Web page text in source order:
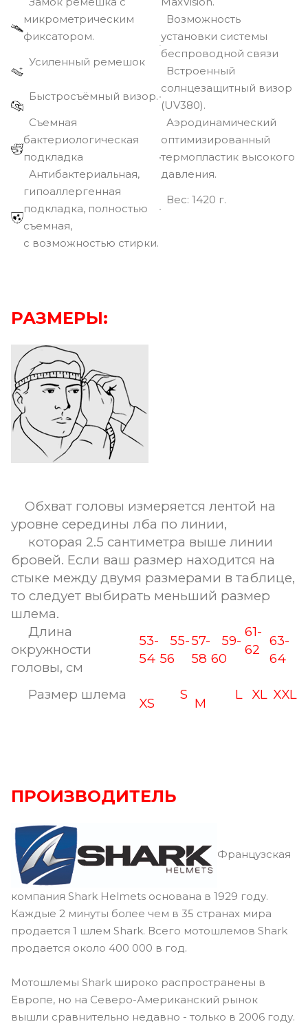
микрометрическим
фиксатором.
Усиленный ремешок
Быстросъёмный визор.
Съемная
бактериологическая
подкладка
Антибактериальная,
гипоаллергенная
подкладка, полностью
съемная,
с возможностью стирки.
Возможность
установки системы
беспроводной связи
Встроенный
солнцезащитный визор
(UV380).
Аэродинамический
оптимизированный
термопластик высокого
давления.
Вec: 1420 г.
РАЗМЕРЫ:
Обхват головы измеряется лентой на
уровне середины лба по линии,
которая 2.5 сантиметра выше линии
бровей. Если ваш размер находится на
стыке между двумя размерами в таблице,
то следует выбирать меньший размер
шлема.
Длина
окружности
головы, см
53-
54
55-
56
57-
58
59-
60
61-
62
63-
64
Размер шлема
XS
S
M
L XL XXL
ПРОИЗВОДИТЕЛЬ
Французская
компания Shark Helmets основана в 1929 году.
Каждые 2 минуты более чем в 35 странах мира
продается 1 шлем Shark. Всего мотошлемов Shark
продается около 400 000 в год.
Мотошлемы Shark широко распространены в
Европе, но на Северо-Американский рынок
вышли сравнительно недавно - только в 2006 году.